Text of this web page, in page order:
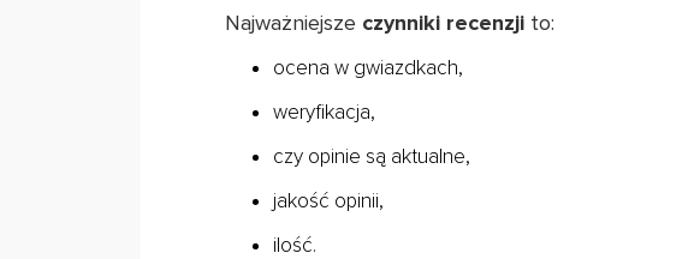
Najważniejsze czynniki recenzji to:
ocena w gwiazdkach,
weryfikacja,
czy opinie są aktualne,
jakość opinii,
ilość.